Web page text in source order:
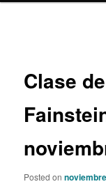
Clase
Posted on